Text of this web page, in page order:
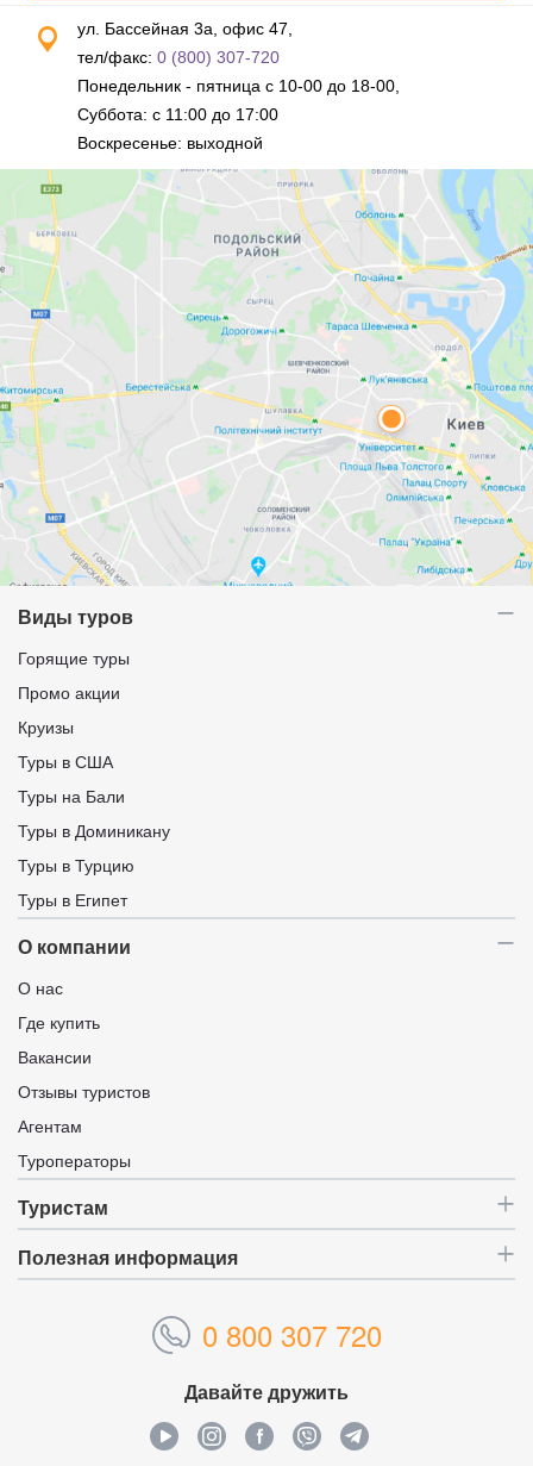
ул. Бассейная 3а, офис 47,
тел/факс: 0 (800) 307-720
Понедельник - пятница с 10-00 до 18-00,
Суббота: с 11:00 до 17:00
Воскресенье: выходной
Виды туров
Горящие туры
Промо акции
Круизы
Туры в США
Туры на Бали
Туры в Доминикану
Туры в Турцию
Туры в Египет
О компании
О нас
Где купить
Вакансии
Отзывы туристов
Агентам
Туроператоры
Туристам
Полезная информация
0 800 307 720
Давайте дружить